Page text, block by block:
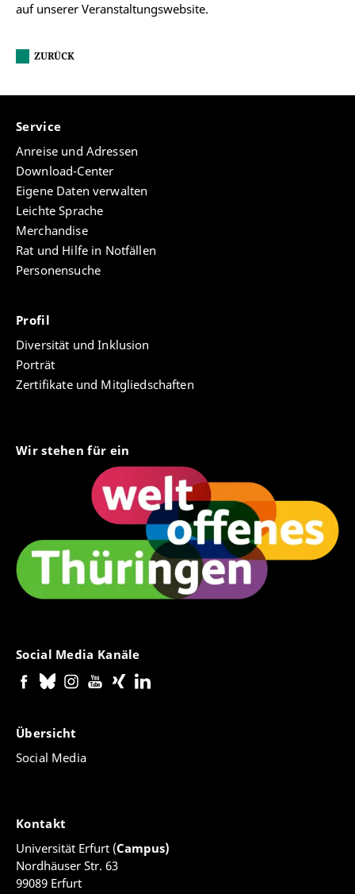
auf unserer Veranstaltungswebsite.
ZURÜCK
Service
Anreise und Adressen
Download-Center
Eigene Daten verwalten
Leichte Sprache
Merchandise
Rat und Hilfe in Notfällen
Personensuche
Profil
Diversität und Inklusion
Porträt
Zertifikate und Mitgliedschaften
Wir stehen für ein
Social Media Kanäle
Übersicht
Social Media
Kontakt
Universität Erfurt (Campus)
Nordhäuser Str. 63
99089 Erfurt